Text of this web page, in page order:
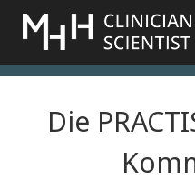
Zum
Inhalt
springen
Die